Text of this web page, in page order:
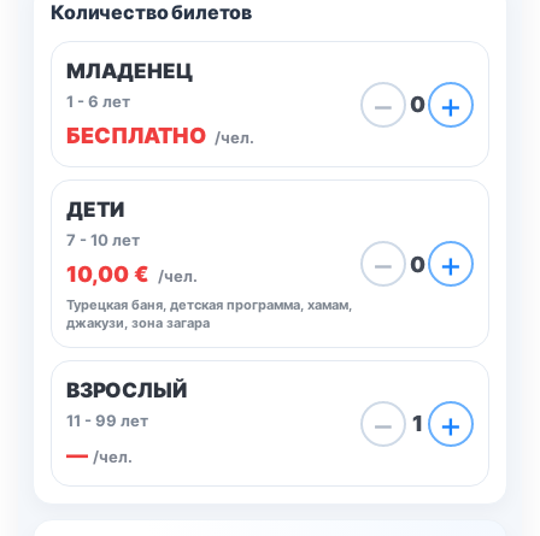
Количество билетов
МЛАДЕНЕЦ
1 - 6 лет
БЕСПЛАТНО /чел.
− 0 +
ДЕТИ
7 - 10 лет
10,00 € /чел.
Турецкая баня, детская программа, хамам,
джакузи, зона загара
− 0 +
ВЗРОСЛЫЙ
11 - 99 лет
— /чел.
− 1 +